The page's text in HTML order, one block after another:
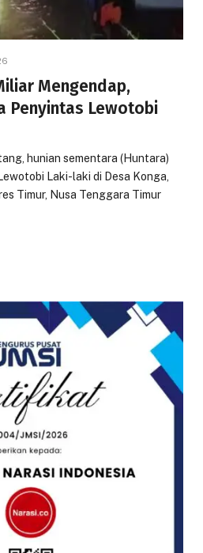
Mengendap,
Penyintas Lewotobi
hunian sementara (Huntara)
Laki-laki di Desa Konga,
Timur, Nusa Tenggara Timur